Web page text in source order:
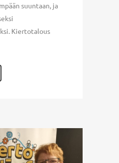
suuntaan, ja
Kiertotalous